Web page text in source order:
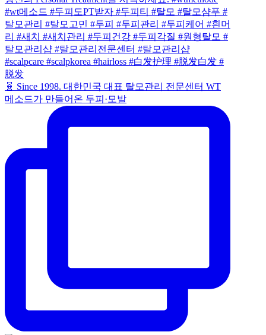
🧬 Since 1998. 대한민국 대표 탈모관리 전문센터 WT
메소드가 만들어온 두피·모발